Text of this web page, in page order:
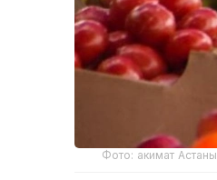
Фото: акимат Астаны